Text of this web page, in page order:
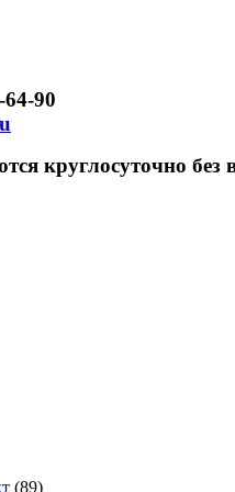
64-90
круглосуточно без
(89)